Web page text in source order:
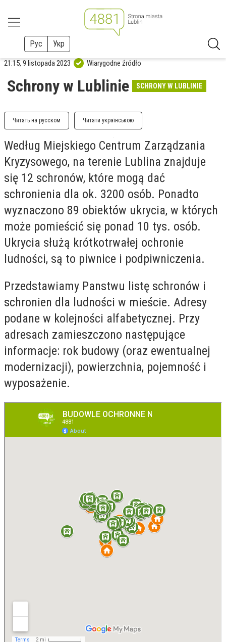
Рус Укр
21:15, 9 listopada 2023 Wiarygodne źródło
Schrony w Lublinie SCHRONY W LUBLINIE
Читать на русском Читати українською
Według Miejskiego Centrum Zarządzania
Kryzysowego, na terenie Lublina znajduje
się 12 schronów, które mogą dać
schronienia dla ok. 3200 osób. Ponadto
wyznaczono 89 obiektów ukrycia, w których
może pomieścić się ponad 10 tys. osób.
Ukrycia służą krótkotrwałej ochronie
ludności, są to piwnice i podpiwniczenia.
Przedstawiamy Panstwu listę schronów i
schronien dla ludności w mieście. Adresy
podane w kolejności alfabetycznej. Przy
adresach zamieszczono następujące
informacje: rok budowy (oraz ewentualnej
modernizacji), powierzchnia, pojemność i
wyposażenie.